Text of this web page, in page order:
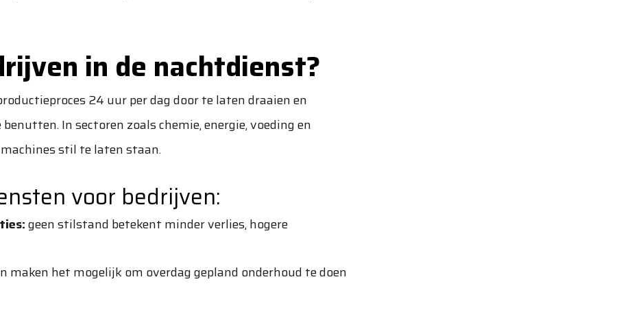
in de nachtdienst?
24 uur per dag door te laten draaien en
In sectoren zoals chemie, energie, voeding en
stil te laten staan.
voor bedrijven:
geen stilstand betekent minder verlies, hogere
maken het mogelijk om overdag gepland onderhoud te doen